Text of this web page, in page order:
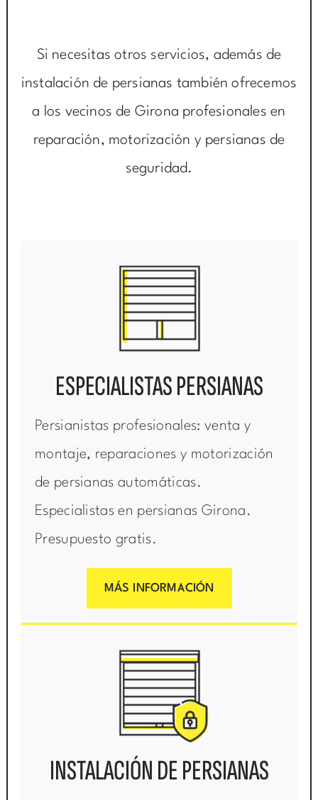
Si necesitas otros servicios, además de
instalación de persianas también ofrecemos
a los vecinos de Girona profesionales en
reparación, motorización y persianas de
seguridad.
ESPECIALISTAS PERSIANAS
Persianistas profesionales: venta y
montaje, reparaciones y motorización
de persianas automáticas.
Especialistas en persianas Girona.
Presupuesto gratis.
MÁS INFORMACIÓN
INSTALACIÓN DE PERSIANAS